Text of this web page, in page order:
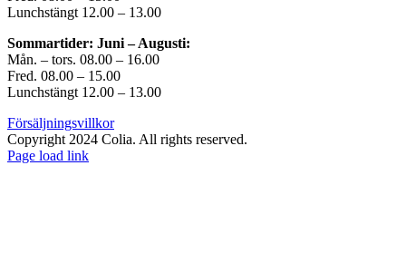
Lunchstängt 12.00 – 13.00
Sommartider: Juni – Augusti:
Mån. – tors. 08.00 – 16.00
Fred. 08.00 – 15.00
Lunchstängt 12.00 – 13.00
Försäljningsvillkor
Copyright 2024 Colia. All rights reserved.
Page load link